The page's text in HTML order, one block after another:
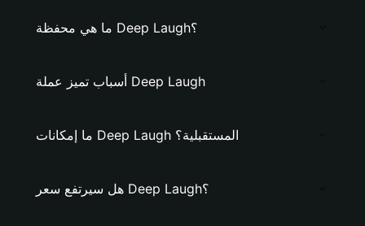
ما هي محفظة Deep Laugh؟
أسباب تميز عملة Deep Laugh
ما إمكانات Deep Laugh المستقبلية؟
هل سيرتفع سعر Deep Laugh؟